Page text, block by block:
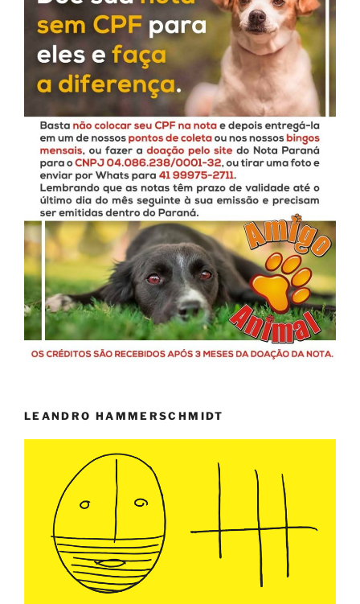
LEANDRO HAMMERSCHMIDT